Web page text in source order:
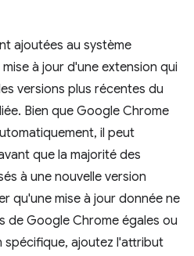
ajoutées au système
à jour d'une extension qui
versions plus récentes du
Bien que Google Chrome
il peut
que la majorité des
à une nouvelle version
qu'une mise à jour donnée ne
de Google Chrome égales ou
spécifique, ajoutez l'attribut